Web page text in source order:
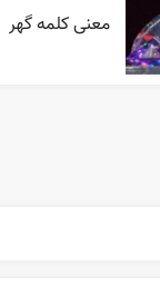
معنی کلمه گهر